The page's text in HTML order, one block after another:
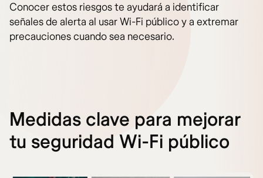
Conocer estos riesgos te ayudará a identificar
señales de alerta al usar Wi-Fi público y a extremar
precauciones cuando sea necesario.
Medidas clave para mejorar
tu seguridad Wi-Fi público